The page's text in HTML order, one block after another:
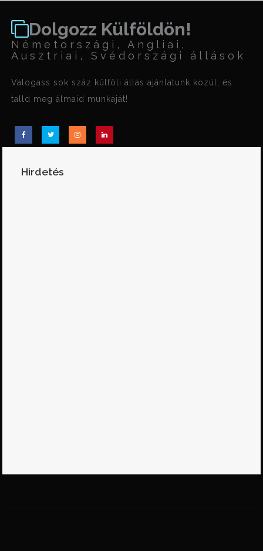
Dolgozz Külföldön!
Németországi, Angliai,
Ausztriai, Svédországi állások
Válogass sok száz külföli állás ajánlatunk közül, és
talld meg álmaid munkáját!
Hirdetés